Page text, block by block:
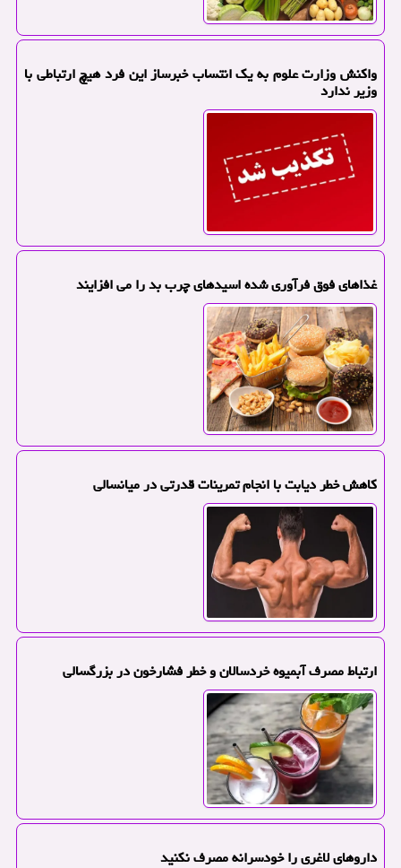
واکنش وزارت علوم به یک انتساب خبرساز این فرد هیچ ارتباطی با
وزیر ندارد
غذاهای فوق فرآوری شده اسیدهای چرب بد را می افزایند
کاهش خطر دیابت با انجام تمرینات قدرتی در میانسالی
ارتباط مصرف آبمیوه خردسالان و خطر فشارخون در بزرگسالی
داروهای لاغری را خودسرانه مصرف نکنید